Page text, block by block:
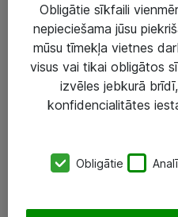
IT serviss un atbalsts
IT infrastruktūra
Darba vietu IT risinājumi
Serveri un datu centri
SIA „ATEA”
eShop@atea.lv
Obligātie sīkfaili
nepieciešama jūsu
mūsu tīmekļa vietnes
visus vai tikai obligātos
izvēles jebkurā
konfidencialitātes
Obligātie